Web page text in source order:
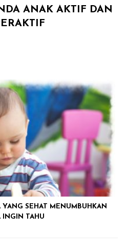
ANAK AKTIF DAN
YANG SEHAT MENUMBUHKAN
INGIN TAHU